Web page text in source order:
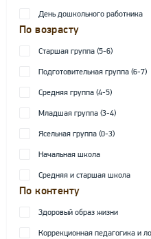
День дошкольного работника
По возрасту
Старшая группа (5-6)
Подготовительная группа (6-7)
Средняя группа (4-5)
Младшая группа (3-4)
Ясельная группа (0-3)
Начальная школа
Средняя и старшая школа
По контенту
Здоровый образ жизни
Коррекционная педагогика и